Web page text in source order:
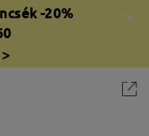
-20%